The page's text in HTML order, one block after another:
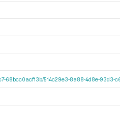
68bcc0acf13b/514c29e3-8a88-4d8e-